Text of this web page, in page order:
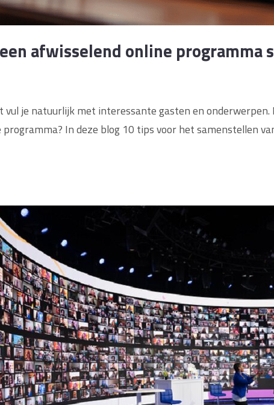
afwisselend online programma
je natuurlijk met interessante gasten en
In deze blog 10 tips voor het samenstellen